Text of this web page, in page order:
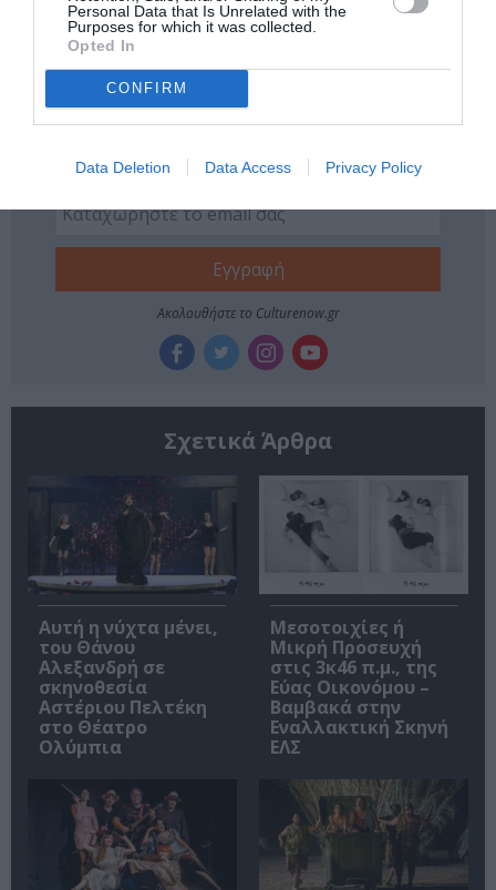
Personal Data that Is Unrelated with the
Purposes for which it was collected.
Opted In
CONFIRM
Data Deletion Data Access Privacy Policy
ΠΑΝΤΕΛΗΣ ΜΑΚΚΑΣ
ΤΑΚΗΣ ΤΖΑΜΑΡΓΙΑΣ
ΧΡΙΣΤΙΝΑ ΜΑΞΟΥΡΗ
Newsletter
την Τέχνη και τον Πολιτισμό!
Ακολουθήστε το Culturenow.gr
Σχετικά Άρθρα
Αυτή η νύχτα μένει,
του Θάνου
Αλεξανδρή σε
σκηνοθεσία
Αστέριου Πελτέκη
στο Θέατρο
Ολύμπια
Μεσοτοιχίες ή
Μικρή Προσευχή
στις 3κ46 π.μ., της
Εύας Οικονόμου –
Βαμβακά στην
Εναλλακτική Σκηνή
ΕΛΣ